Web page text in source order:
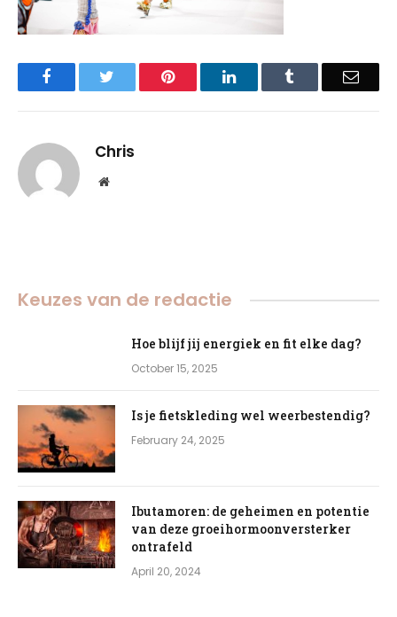
Facebook Pinterest LinkedIn Email
Chris
Website
Keuzes van de redactie
Hoe blijf jij energiek en fit elke dag?
October 15, 2025
Is je fietskleding wel weerbestendig?
February 24, 2025
Ibutamoren: de geheimen en potentie
van deze groeihormoonversterker
ontrafeld
April 20, 2024